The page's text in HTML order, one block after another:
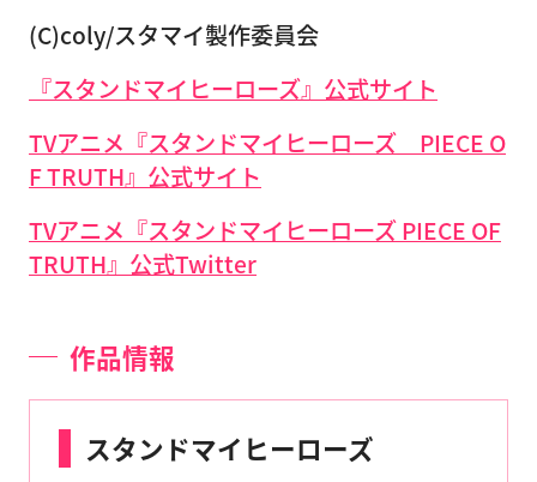
(C)coly/スタマイ製作委員会
『スタンドマイヒーローズ』公式サイト
TVアニメ『スタンドマイヒーローズ PIECE O
F TRUTH』公式サイト
TVアニメ『スタンドマイヒーローズ PIECE OF
TRUTH』公式Twitter
作品情報
スタンドマイヒーローズ